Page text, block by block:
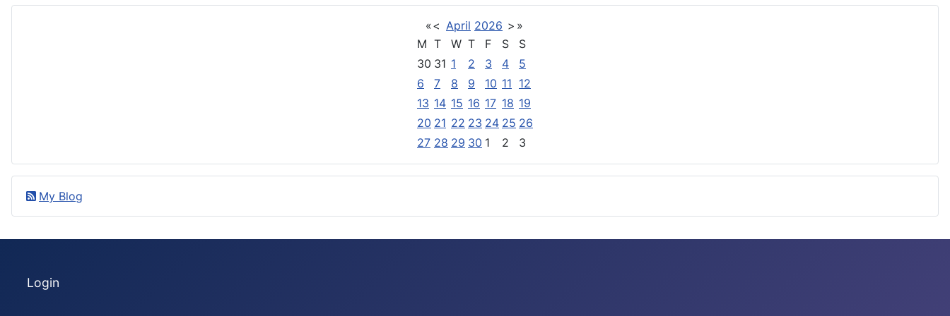
«< April 2026 > »
M T W T F S
S
30 31 1 2 3 4
5
6
7 8 9 10 11 12
13 14 15 16 17 18 19
20 21 22 23 24 25 26
27 28 29 30 1 2 3
My Blog
Login